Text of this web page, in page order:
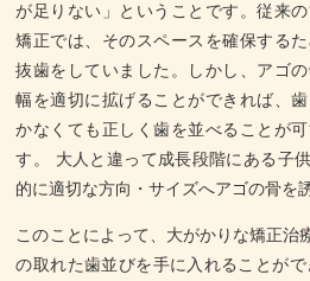
が足りない」ということです。従来
矯正では、そのスペースを確保するた
抜歯をしていました。しかし、アゴ
幅を適切に拡げることができれば、
かなくても正しく歯を並べることが
す。 大人と違って成長段階にある子
的に適切な方向・サイズへアゴの骨を
このことによって、大がかりな矯正治
の取れた歯並びを手に入れることが